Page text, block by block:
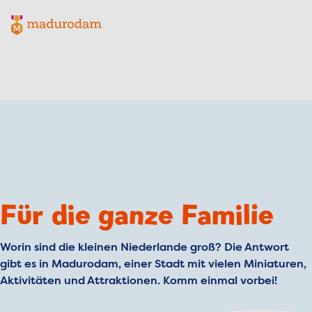
Madurodam-Logo, zur Homepage
Für die ganze Familie
Worin sind die kleinen Niederlande groß? Die Antwort
gibt es in Madurodam, einer Stadt mit vielen Miniaturen,
Aktivitäten und Attraktionen. Komm einmal vorbei!